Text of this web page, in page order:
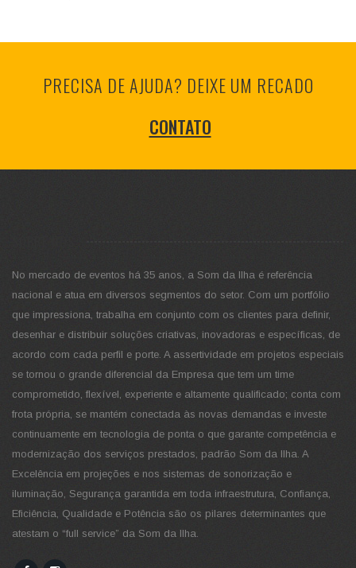
PRECISA DE AJUDA? DEIXE UM RECADO
CONTATO
No mercado de eventos há 35 anos, a Som da Ilha é referência
nacional e atua em diversos segmentos do setor. Com um portfólio
que impressiona, trabalha em conjunto com os clientes para definir,
desenhar e distribuir soluções criativas, inovadoras e específicas, de
acordo com cada perfil e porte. A assertividade em projetos especiais
se tornou o grande diferencial da Empresa que tem um time
comprometido, flexível, experiente e altamente qualificado; conta com
frota própria, se mantém conectada às novas demandas e investe
continuamente em tecnologia de ponta o que garante competência e
modernização dos serviços prestados, padrão Som da Ilha. A
Excelência em projeções e nos sistemas de sonorização e
iluminação, Segurança garantida em toda infraestrutura, Confiança,
Eficiência, Qualidade e Potência são os pilares determinantes que
atestam o “full service” da Som da Ilha.